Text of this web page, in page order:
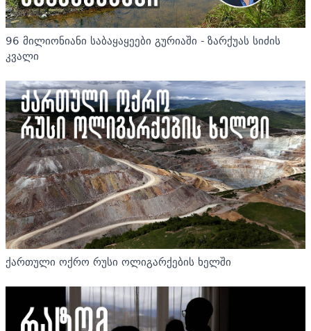
96 მილიონიანი საბაყაყეები გურიაში - ზარქუას სიძის
კვალი
ქართული ოქრო რუსი ოლიგარქების ხელში